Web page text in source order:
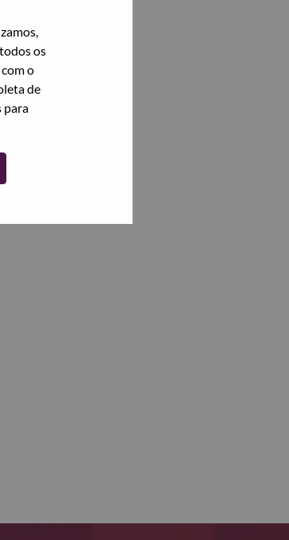
os
o
de
para
Architect
Karnataka, Índia,
Solution Architect
Karnataka, Índia,
Engineer
Karnataka, Índia,